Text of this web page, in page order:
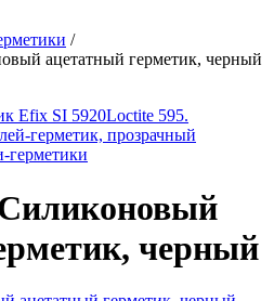
/
ацетатный герметик, черный
Efix SI 5920Loctite 595.
герметик, прозрачный
герметики
черный